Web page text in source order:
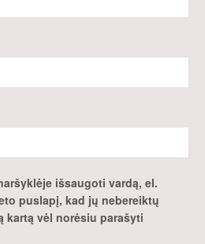
išsaugoti vardą, el.
puslapį, kad jų nebereiktų
kartą vėl norėsiu parašyti